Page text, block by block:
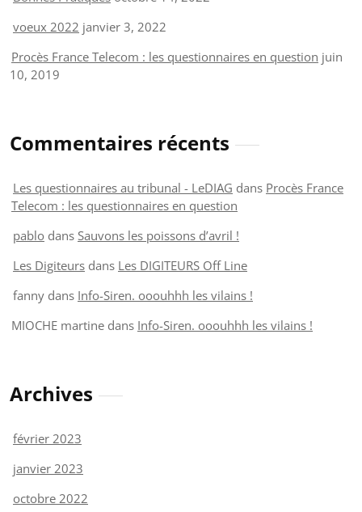
voeux 2022 janvier 3, 2022
Procès France Telecom : les questionnaires en question juin
10, 2019
Commentaires récents
Les questionnaires au tribunal - LeDIAG dans Procès France
Telecom : les questionnaires en question
pablo dans Sauvons les poissons d’avril !
Les Digiteurs dans Les DIGITEURS Off Line
fanny dans Info-Siren. ooouhhh les vilains !
MIOCHE martine dans Info-Siren. ooouhhh les vilains !
Archives
février 2023
janvier 2023
octobre 2022